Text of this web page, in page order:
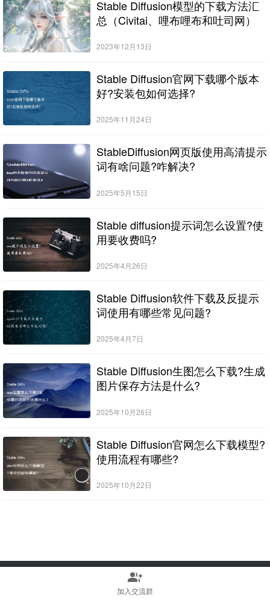
Stable Diffusion模型的下载方法汇
总（Civitai、哩布哩布和吐司网）
2023年12月13日
Stable Diffusion官网下载哪个版本
好?安装包如何选择?
2025年11月24日
StableDiffusion网页版使用高清提示
词有啥问题?咋解决?
2025年5月15日
Stable diffusion提示词怎么设置?使
用要收费吗?
2025年4月26日
Stable Diffusion软件下载及反提示
词使用有哪些常见问题?
2025年4月7日
Stable Diffusion生图怎么下载?生成
图片保存方法是什么?
2025年10月26日
Stable Diffusion官网怎么下载模型?
使用流程有哪些?
2025年10月22日
Copyright © 2022-2025 Stable Diffusion中文网 版权所有
group_add
加入交流群